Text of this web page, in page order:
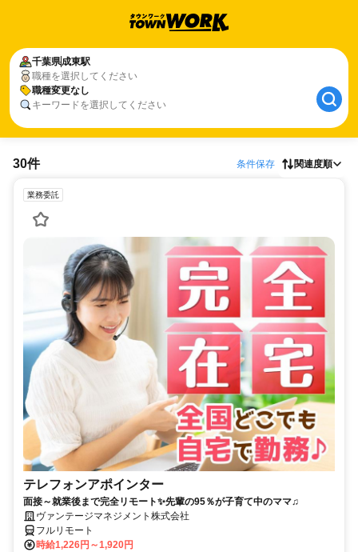
千葉県成東駅
職種を選択してください
職種変更なし
キーワードを選択してください
30件 条件保存 関連度順
業務委託
テレフォンアポインター
面接～就業後まで完全リモート✨先輩の95％が子育て中のママ♫
ヴァンテージマネジメント株式会社
フルリモート
時給1,226円～1,920円